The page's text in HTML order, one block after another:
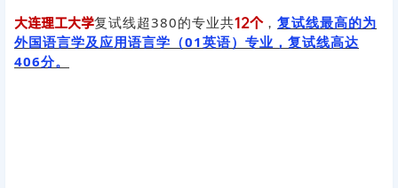
大连理工大学复试线超380的专业共12个， 复试线最高的为
外国语言学及应用语言学（01英语）专业，复试线高达
406分。